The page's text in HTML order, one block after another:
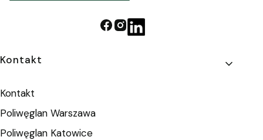
Linki w stopce
Kontakt
Kontakt
Poliwęglan Warszawa
Poliwęglan Katowice